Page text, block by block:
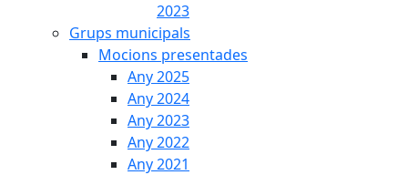
2023
Grups municipals
Mocions presentades
Any 2025
Any 2024
Any 2023
Any 2022
Any 2021